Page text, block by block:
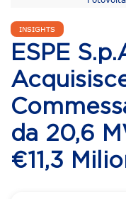
INSIGHTS
ESPE
da 20,6
€11,3